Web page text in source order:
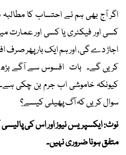
اگر آج بھی ہم نے احتساب کا مطالبہ
کسی اور فیکٹری یا کسی اور عمارت
اجاڑ دے گی، اور ہم ایک بار پھر صرف
کریں گے۔ بات افسوس سے آگے
کیونکہ خاموشی اب جرم بن چکی ہے۔
سوال کریں کہ آگ پھیلی کیسے؟
نوٹ: ایکسپریس نیوز اور اس کی
متفق ہونا ضروری نہیں۔